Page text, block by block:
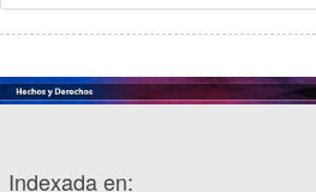
Indexada en: